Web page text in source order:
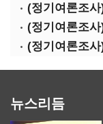
뉴스리듬